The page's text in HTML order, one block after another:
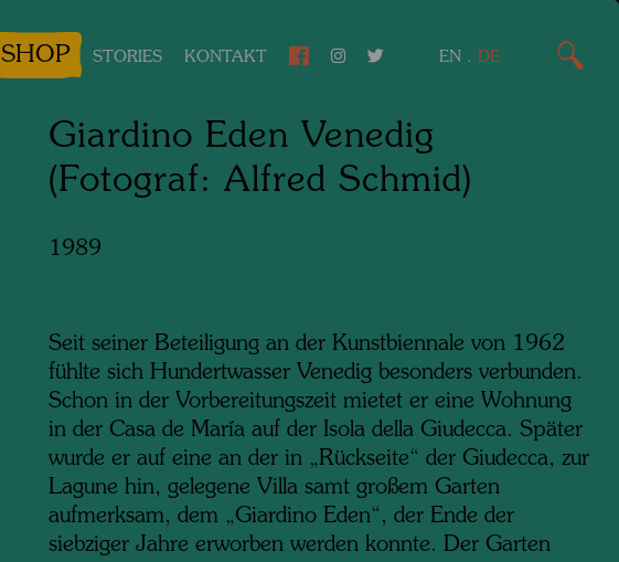
SHOP STORIES KONTAKT EN . DE
Giardino Eden Venedig
(Fotograf: Alfred Schmid)
1989
Seit seiner Beteiligung an der Kunstbiennale von 1962
fühlte sich Hundertwasser Venedig besonders verbunden.
Schon in der Vorbereitungszeit mietet er eine Wohnung
in der Casa de María auf der Isola della Giudecca. Später
wurde er auf eine an der in „Rückseite“ der Giudecca, zur
Lagune hin, gelegene Villa samt großem Garten
aufmerksam, dem „Giardino Eden“, der Ende der
siebziger Jahre erworben werden konnte. Der Garten